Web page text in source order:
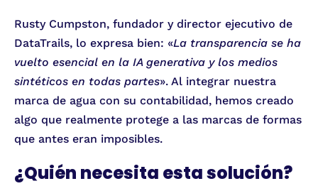
Rusty Cumpston, fundador y director ejecutivo de
DataTrails, lo expresa bien: «La transparencia se ha
vuelto esencial en la IA generativa y los medios
sintéticos en todas partes». Al integrar nuestra
marca de agua con su contabilidad, hemos creado
algo que realmente protege a las marcas de formas
que antes eran imposibles.
¿Quién necesita esta solución?